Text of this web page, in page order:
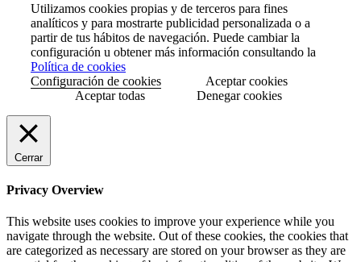
Utilizamos cookies propias y de terceros para fines
analíticos y para mostrarte publicidad personalizada o a
partir de tus hábitos de navegación. Puede cambiar la
configuración u obtener más información consultando la
Política de cookies
Configuración de cookies
Aceptar cookies
Aceptar todas
Denegar cookies
Cerrar
Privacy Overview
This website uses cookies to improve your experience while you
navigate through the website. Out of these cookies, the cookies that
are categorized as necessary are stored on your browser as they are